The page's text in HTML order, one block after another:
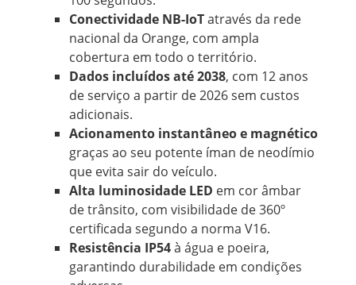
Conectividade NB-IoTatravés da rede
nacional da Orange, com ampla
cobertura em todo o território.
Dados incluídos até 2038, com 12 anos
de serviço a partir de 2026 sem custos
adicionais.
Acionamento instantâneo e magnético
graças ao seu potente íman de neodímio
que evita sair do veículo.
Alta luminosidade LED em cor âmbar
de trânsito, com visibilidade de 360º
certificada segundo a norma V16.
Resistência IP54à água e poeira,
garantindo durabilidade em condições